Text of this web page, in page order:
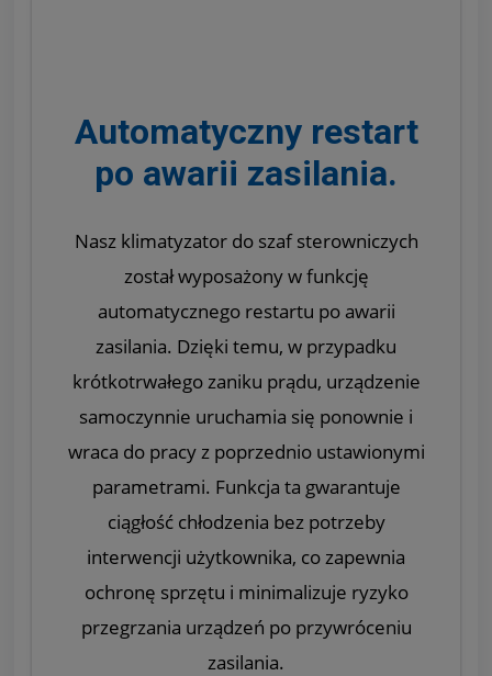
Automatyczny restart
po awarii zasilania.
Nasz klimatyzator do szaf sterowniczych
został wyposażony w funkcję
automatycznego restartu po awarii
zasilania. Dzięki temu, w przypadku
krótkotrwałego zaniku prądu, urządzenie
samoczynnie uruchamia się ponownie i
wraca do pracy z poprzednio ustawionymi
parametrami. Funkcja ta gwarantuje
ciągłość chłodzenia bez potrzeby
interwencji użytkownika, co zapewnia
ochronę sprzętu i minimalizuje ryzyko
przegrzania urządzeń po przywróceniu
zasilania.